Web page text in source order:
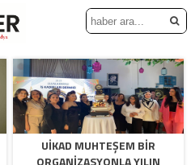
UIKAD MUHTEŞEM BIR
ORGANIZASYONLA YILIN